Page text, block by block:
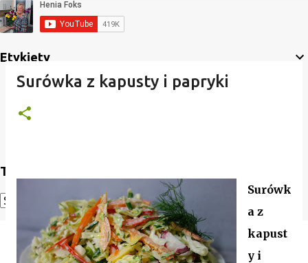
Etykiety
Translate
Powered by Translate
Surówka z kapusty i papryki
Surówk
a z
kapust
y i